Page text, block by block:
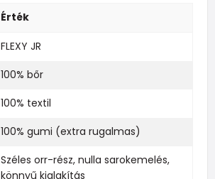
Érték
FLEXY JR
100% bőr
100% textil
100% gumi (extra rugalmas)
Széles orr-rész, nulla sarokemelés,
könnyű kialakítás